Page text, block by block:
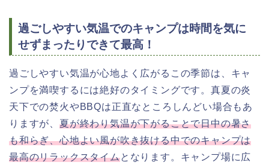
過ごしやすい気温でのキャンプは時間を気に
せずまったりできて最高！
過ごしやすい気温が心地よく広がるこの季節は、キャ
ンプを満喫するには絶好のタイミングです。真夏の炎
天下での焚火やBBQは正直なところしんどい場合もあ
りますが、 夏が終わり気温が下がることで日中の暑さ
も和らぎ、心地よい風が吹き抜ける中でのキャンプは
最高のリラックスタイムとなります。キャンプ場に広